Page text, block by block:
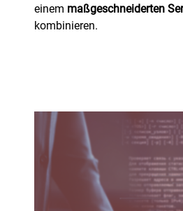
einem maßgeschneiderten
kombinieren.